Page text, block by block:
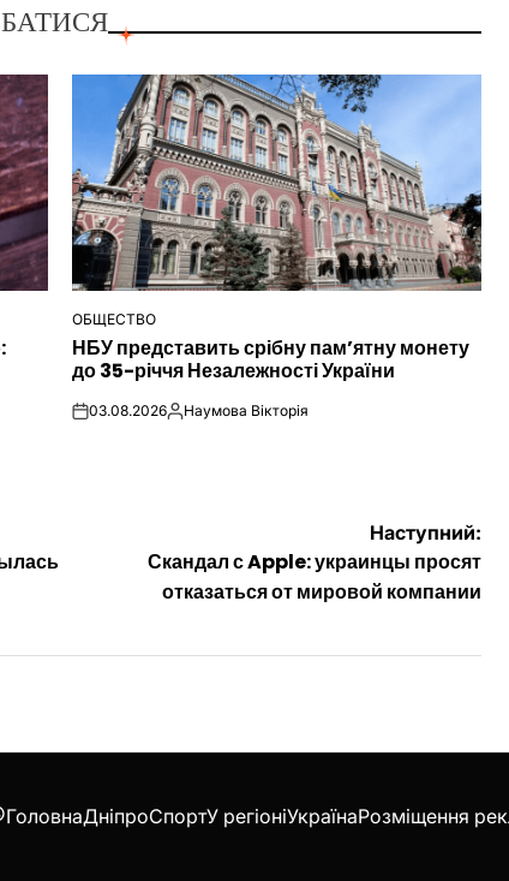
ОПУБЛІКУВАТИ
У
ОБЩЕСТВО
НБУ представить срібну пам’ятну монету
до 35-річчя Незалежності України
on03.08.2026Опубліковано
Наумова Вікторія
Наступний:
Скандал с Apple: украинцы просят
отказаться от мировой компании
ГоловнаДніпроСпортУ регіоніУкраїнаРозміщення